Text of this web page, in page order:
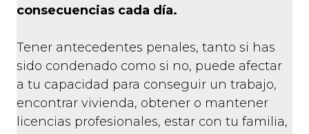
consecuencias cada día.
Tener antecedentes penales, tanto si has
sido condenado como si no, puede afectar
a tu capacidad para conseguir un trabajo,
encontrar vivienda, obtener o mantener
licencias profesionales, estar con tu familia,